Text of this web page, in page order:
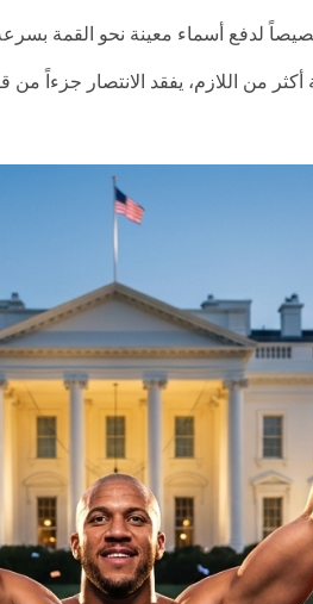
لدفع أسماء معينة نحو القمة
من اللازم، يفقد الانتصار جزءاً من